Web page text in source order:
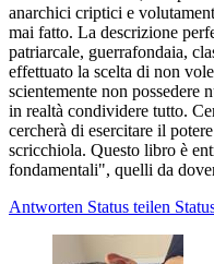
anarchici criptici e
mai fatto. La descrizione
patriarcale, guerrafondaia,
effettuato la scelta di non
scientemente non possedere
in realtà condividere tutto.
cercherà di esercitare il
scricchiola. Questo libro è
fondamentali", quelli da
Antworten Status teilen